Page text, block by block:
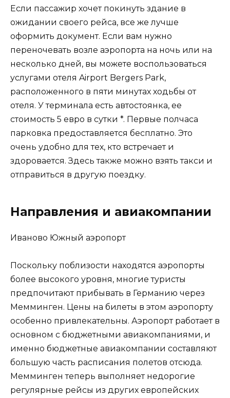
Если пассажир хочет покинуть здание в
ожидании своего рейса, все же лучше
оформить документ. Если вам нужно
переночевать возле аэропорта на ночь или на
несколько дней, вы можете воспользоваться
услугами отеля Airport Bergers Park,
расположенного в пяти минутах ходьбы от
отеля. У терминала есть автостоянка, ее
стоимость 5 евро в сутки *. Первые полчаса
парковка предоставляется бесплатно. Это
очень удобно для тех, кто встречает и
здоровается. Здесь также можно взять такси и
отправиться в другую поездку.
Направления и авиакомпании
Иваново Южный аэропорт
Поскольку поблизости находятся аэропорты
более высокого уровня, многие туристы
предпочитают прибывать в Германию через
Мемминген. Цены на билеты в этом аэропорту
особенно привлекательны. Аэропорт работает в
основном с бюджетными авиакомпаниями, и
именно бюджетные авиакомпании составляют
большую часть расписания полетов отсюда.
Мемминген теперь выполняет недорогие
регулярные рейсы из других европейских